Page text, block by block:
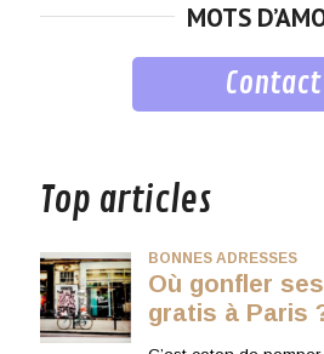
MOTS
Contact
Top articles